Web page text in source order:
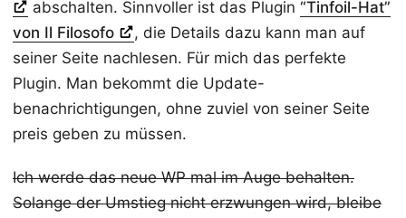
abschalten. Sinnvoller ist das Plugin “Tinfoil-Hat”
von Il Filosofo
, die Details dazu kann man auf
seiner Seite nachlesen. Für mich das perfekte
Plugin. Man bekommt die Update-
benachrichtigungen, ohne zuviel von seiner Seite
preis geben zu müssen.
Ich werde das neue WP mal im Auge behalten.
Solange der Umstieg nicht erzwungen wird, bleibe